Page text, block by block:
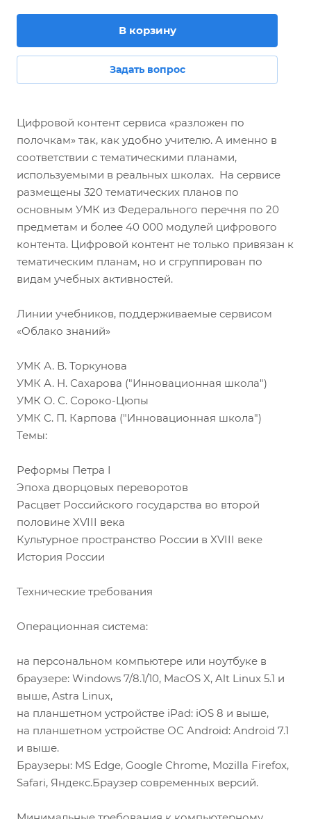
В корзину
Задать вопрос
Цифровой контент сервиса «разложен по
полочкам» так, как удобно учителю. А именно в
соответствии с тематическими планами,
используемыми в реальных школах. На сервисе
размещены 320 тематических планов по
основным УМК из Федерального перечня по 20
предметам и более 40 000 модулей цифрового
контента. Цифровой контент не только привязан к
тематическим планам, но и сгруппирован по
видам учебных активностей.
Линии учебников, поддерживаемые сервисом
«Облако знаний»
УМК А. В. Торкунова
УМК А. Н. Сахарова ("Инновационная школа")
УМК О. С. Сороко-Цюпы
УМК С. П. Карпова ("Инновационная школа")
Темы:
Реформы Петра I
Эпоха дворцовых переворотов
Расцвет Российского государства во второй
половине XVIII века
Культурное пространство России в XVIII веке
История России
Технические требования
Операционная система:
на персональном компьютере или ноутбуке в
браузере: Windows 7/8.1/10, MacOS X, Alt Linux 5.1 и
выше, Astra Linux,
на планшетном устройстве iPad: iOS 8 и выше,
на планшетном устройстве ОС Android: Android 7.1
и выше.
Браузеры: MS Edge, Google Chrome, Mozilla Firefox,
Safari, Яндекс.Браузер современных версий.